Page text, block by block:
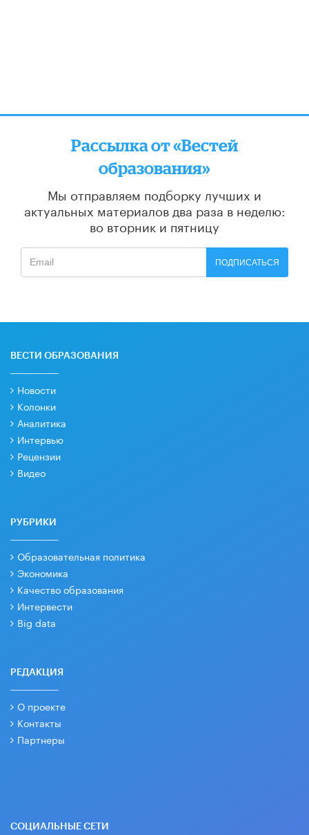
Рассылка от «Вестей
образования»
Мы отправляем подборку лучших и
актуальных материалов два раза в неделю:
во вторник и пятницу
ПОДПИСАТЬСЯ
ВЕСТИ ОБРАЗОВАНИЯ
Новости
Колонки
Аналитика
Интервью
Рецензии
Видео
РУБРИКИ
Образовательная политика
Экономика
Качество образования
Интервести
Big data
РЕДАКЦИЯ
О проекте
Контакты
Партнеры
СОЦИАЛЬНЫЕ СЕТИ